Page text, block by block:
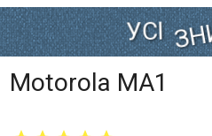
Motorola MA1